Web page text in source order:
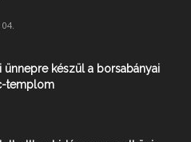
ünnepre készül a borsabányai
templom